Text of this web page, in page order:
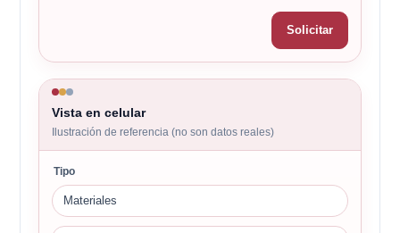
Solicitar
Vista en celular
Ilustración de referencia (no son datos reales)
Tipo
Materiales